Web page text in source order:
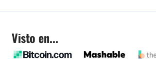
Visto en...